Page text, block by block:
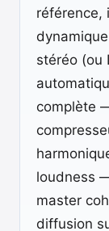
référence,
stéréo (ou
complète
loudness
master
diffusion